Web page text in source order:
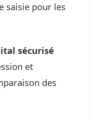
saisie pour les
sécurisé
et
des